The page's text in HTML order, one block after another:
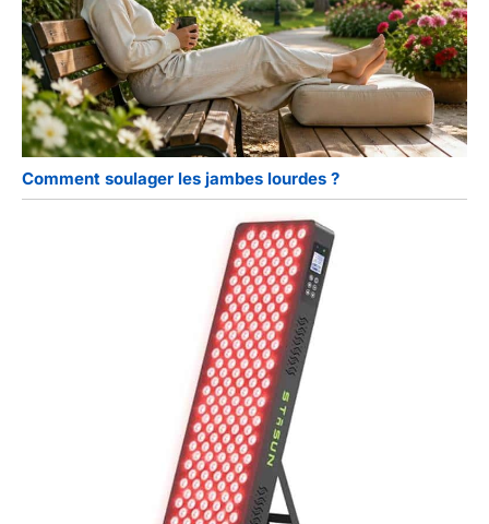
Comment soulager les jambes lourdes ?